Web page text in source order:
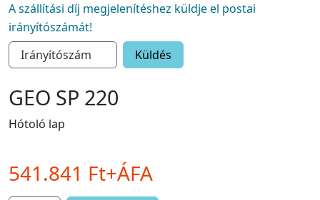
A szállítási díj megjelenítéshez küldje el postai
irányítószámát!
Küldés
GEO SP 220
Hótoló lap
541.841 Ft+ÁFA